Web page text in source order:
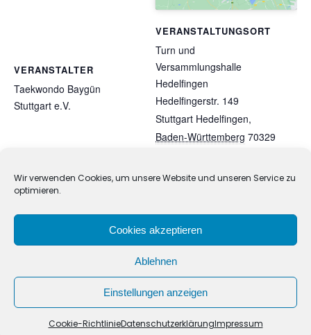
Wir verwenden Cookies, um unsere Website und unseren Service zu
optimieren.
Cookies akzeptieren
Ablehnen
Einstellungen anzeigen
Cookie-RichtlinieDatenschutzerklärungImpressum
VERANSTALTER
Taekwondo Baygün
Stuttgart e.V.
VERANSTALTUNGSORT
Turn und
Versammlungshalle
Hedelfingen
Hedelfingerstr. 149
Stuttgart Hedelfingen,
Baden-Württemberg 70329
anzeigen
C+B+A online
Taekwondo Union Baden-Württemberg |
Impressum|Datenschutzerklärung